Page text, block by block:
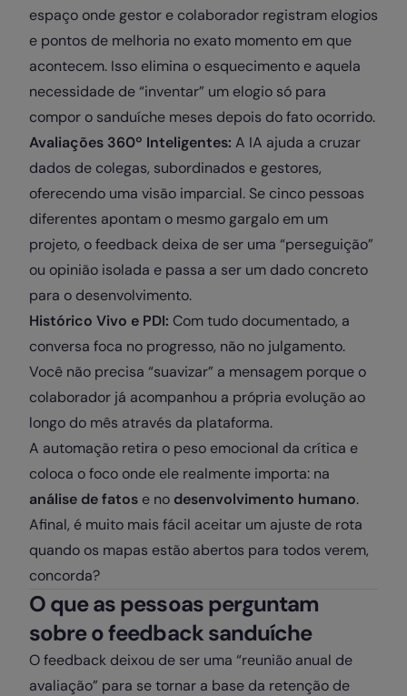
espaço onde gestor e colaborador registram elogios
e pontos de melhoria no exato momento em que
acontecem. Isso elimina o esquecimento e aquela
necessidade de “inventar” um elogio só para
compor o sanduíche meses depois do fato ocorrido.
Avaliações 360º Inteligentes: A IA ajuda a cruzar
dados de colegas, subordinados e gestores,
oferecendo uma visão imparcial. Se cinco pessoas
diferentes apontam o mesmo gargalo em um
projeto, o feedback deixa de ser uma “perseguição”
ou opinião isolada e passa a ser um dado concreto
para o desenvolvimento.
Histórico Vivo e PDI: Com tudo documentado, a
conversa foca no progresso, não no julgamento.
Você não precisa “suavizar” a mensagem porque o
colaborador já acompanhou a própria evolução ao
longo do mês através da plataforma.
A automação retira o peso emocional da crítica e
coloca o foco onde ele realmente importa: na
análise de fatos e no desenvolvimento humano.
Afinal, é muito mais fácil aceitar um ajuste de rota
quando os mapas estão abertos para todos verem,
concorda?
O que as pessoas perguntam
sobre o feedback sanduíche
O feedback deixou de ser uma “reunião anual de
avaliação” para se tornar a base da retenção de